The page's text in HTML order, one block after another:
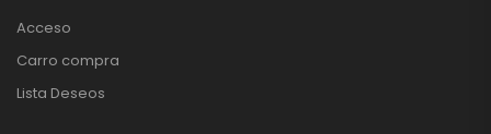
Acceso
Carro compra
Lista Deseos